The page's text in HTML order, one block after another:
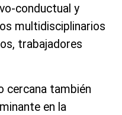
conductual y
multidisciplinarios
trabajadores
cercana también
en la